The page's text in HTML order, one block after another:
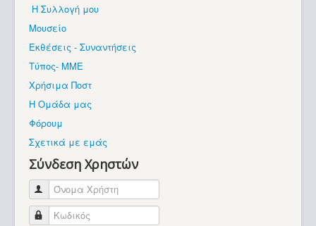
Βρίσκεστε εδώ:
Η Συλλογή μου
Μουσείο
Εκθέσεις - Συναντήσεις
Τύπος- ΜΜΕ
Χρήσιμα Ποστ
Η Ομάδα μας
Φόρουμ
Σχετικά με εμάς
Σύνδεση Χρηστών
Όνομα Χρήστη
Κωδικός